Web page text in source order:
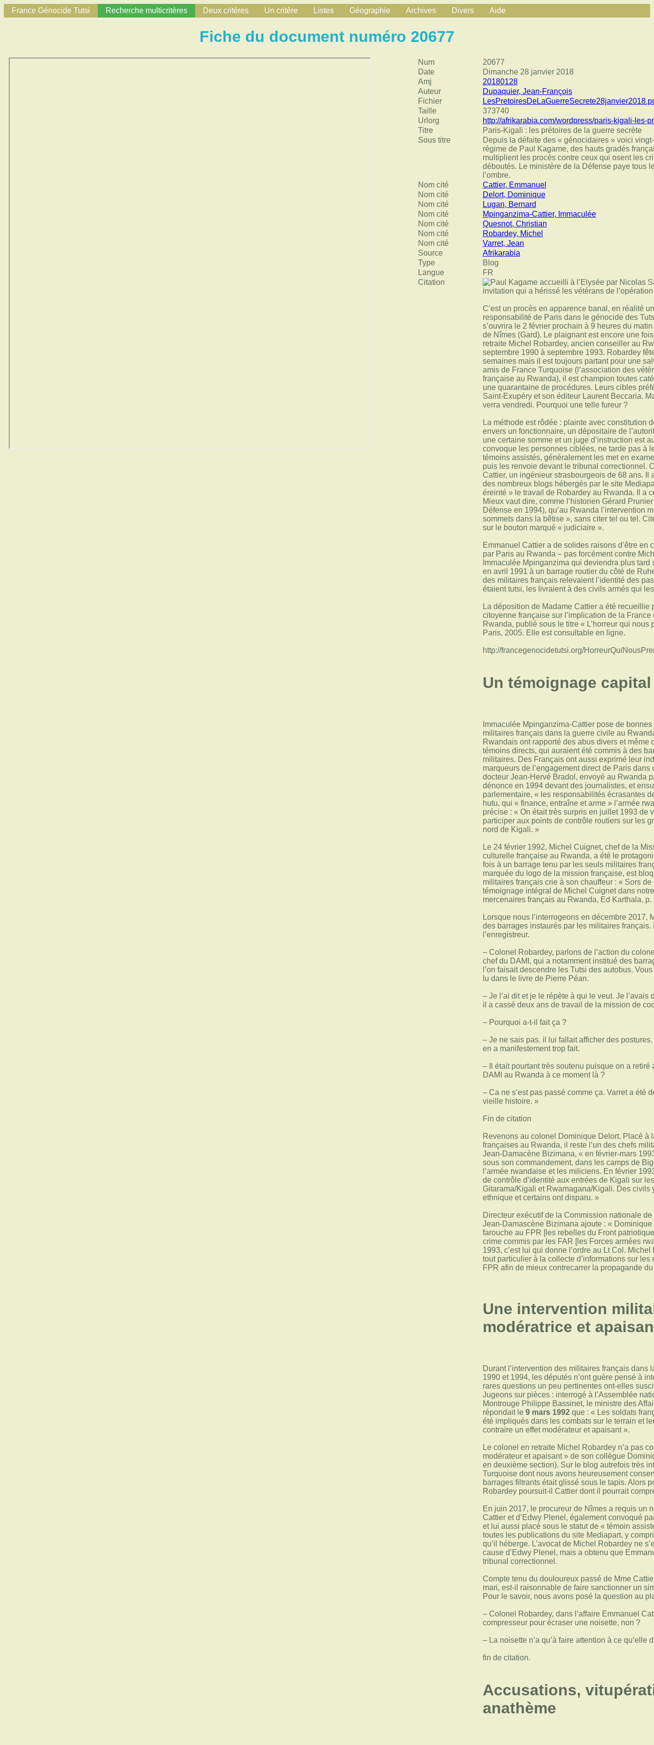
France Génocide Tutsi Recherche multicritères Deux critères Un critère Listes Géographie Archives Divers Aide
Fiche du document numéro 20677
Num
20677
Date
Dimanche 28 janvier 2018
Amj
20180128
Auteur
Dupaquier, Jean-François
Fichier
Taille
373740
Urlorg
http://afrikarabia.com/wordpress/paris-kigali-les-
Titre
Paris-Kigali : les prétoires de la guerre secrète
Sous titre
Depuis la défaite des « génocidaires » voici
régime de Paul Kagame, des hauts gradés
multiplient les procès contre ceux qui osent les
déboutés. Le ministère de la Défense paye tous
l’ombre.
Nom cité
Cattier, Emmanuel
Nom cité
Delort, Dominique
Nom cité
Lugan, Bernard
Nom cité
Mpinganzima-Cattier, Immaculée
Nom cité
Quesnot, Christian
Nom cité
Robardey, Michel
Nom cité
Varret, Jean
Source
Afrikarabia
Type
Blog
Langue
FR
Citation
C’est un procès en apparence banal, en réalité
responsabilité de Paris dans le génocide des
s’ouvrira le 2 février prochain à 9 heures du
de Nîmes (Gard). Le plaignant est encore une
retraite Michel Robardey, ancien conseiller au
septembre 1990 à septembre 1993. Robardey
semaines mais il est toujours partant pour une
amis de France Turquoise (l’association des
française au Rwanda), il est champion toutes
une quarantaine de procédures. Leurs cibles
Saint-Exupéry et son éditeur Laurent Beccaria.
verra vendredi. Pourquoi une telle fureur ?
La méthode est rôdée : plainte avec constitution
envers un fonctionnaire, un dépositaire de
une certaine somme et un juge d’instruction est
convoque les personnes ciblées, ne tarde pas à
témoins assistés, généralement les met en
puis les renvoie devant le tribunal correctionnel.
Cattier, un ingénieur strasbourgeois de 68 ans. Il
des nombreux blogs hébergés par le site
éreinté » le travail de Robardey au Rwanda. Il a
Mieux vaut dire, comme l’historien Gérard
Défense en 1994), qu’au Rwanda l’intervention
sommets dans la bêtise », sans citer tel ou tel.
sur le bouton marqué « judiciaire ».
Emmanuel Cattier a de solides raisons d’être en
par Paris au Rwanda – pas forcément contre
Immaculée Mpinganzima qui deviendra plus
en avril 1991 à un barrage routier du côté de
des militaires français relevaient l’identité des
étaient tutsi, les livraient à des civils armés qui
La déposition de Madame Cattier a été recueillie
citoyenne française sur l’implication de la
Rwanda, publié sous le titre « L’horreur qui
Paris, 2005. Elle est consultable en ligne.
http://francegenocidetutsi.org/
Un témoignage capital
Immaculée Mpinganzima-Cattier pose de
militaires français dans la guerre civile au
Rwandais ont rapporté des abus divers et même
témoins directs, qui auraient été commis à des
militaires. Des Français ont aussi exprimé leur
marqueurs de l’engagement direct de Paris
docteur Jean-Hervé Bradol, envoyé au Rwanda
dénonce en 1994 devant des journalistes, et
parlementaire, « les responsabilités écrasantes
hutu, qui « finance, entraîne et arme » l’armée
précise : « On était très surpris en juillet 1993 de
participer aux points de contrôle routiers sur les
nord de Kigali. »
Le 24 février 1992, Michel Cuignet, chef de la
culturelle française au Rwanda, a été le
fois à un barrage tenu par les seuls militaires
marquée du logo de la mission française, est
militaires français crie à son chauffeur : « Sors
témoignage intégral de Michel Cuignet dans
mercenaires français au Rwanda, Ed Karthala, p.
Lorsque nous l’interrogeons en décembre 2017,
des barrages instaurés par les militaires
l’enregistreur.
– Colonel Robardey, parlons de l’action du
chef du DAMI, qui a notamment institué des
l’on faisait descendre les Tutsi des autobus.
lu dans le livre de Pierre Péan.
– Je l’ai dit et je le répète à qui le veut. Je l’avais
il a cassé deux ans de travail de la mission de
– Pourquoi a-t-il fait ça ?
– Je ne sais pas. il lui fallait afficher des
en a manifestement trop fait.
– Il était pourtant très soutenu puisque on a
DAMI au Rwanda à ce moment là ?
– Ca ne s’est pas passé comme ça. Varret a été
vieille histoire. »
Fin de citation
Revenons au colonel Dominique Delort. Placé à
françaises au Rwanda, il reste l’un des chefs
Jean-Damacène Bizimana, « en février-mars
sous son commandement, dans les camps de
l’armée rwandaise et les miliciens. En février
de contrôle d’identité aux entrées de Kigali sur
Gitarama/Kigali et Rwamagana/Kigali. Des civils
ethnique et certains ont disparu. »
Directeur exécutif de la Commission nationale
Jean-Damascène Bizimana ajoute : «
farouche au FPR [les rebelles du Front
crime commis par les FAR [les Forces armées
1993, c’est lui qui donne l’ordre au Lt Col.
tout particulier à la collecte d’informations sur
FPR afin de mieux contrecarrer la propagande
Une intervention
modératrice et
Durant l’intervention des militaires français dans
1990 et 1994, les députés n’ont guère pensé à
rares questions un peu pertinentes ont-elles
Jugeons sur pièces : interrogé à l’Assemblée
Montrouge Philippe Bassinet, le ministre des
répondait le 9 mars 1992que : « Les soldats
été impliqués dans les combats sur le terrain et
contraire un effet modérateur et apaisant ».
Le colonel en retraite Michel Robardey n’a pas
modérateur et apaisant » de son collègue
en deuxième section). Sur le blog autrefois très
Turquoise dont nous avons heureusement
barrages filtrants était glissé sous le tapis. Alors
Robardey poursuit-il Cattier dont il pourrait
En juin 2017, le procureur de Nîmes a requis un
Cattier et d’Edwy Plenel, également convoqué
et lui aussi placé sous le statut de « témoin
toutes les publications du site Mediapart, y
qu’il héberge. L’avocat de Michel Robardey ne
cause d’Edwy Plenel, mais a obtenu que
tribunal correctionnel.
Compte tenu du douloureux passé de Mme
mari, est-il raisonnable de faire sanctionner un
Pour le savoir, nous avons posé la question au
– Colonel Robardey, dans l’affaire Emmanuel
compresseur pour écraser une noisette, non ?
– La noisette n’a qu’à faire attention à ce qu’elle
fin de citation.
Accusations,
anathème